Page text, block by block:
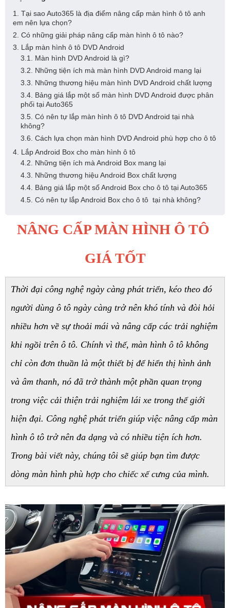
1. Tại sao Auto365 là địa điểm nâng cấp màn hình ô tô anh
em nên lựa chọn?
2. Có những giải pháp nâng cấp màn hình ô tô nào?
3. Lắp màn hình ô tô DVD Android
3.1. Màn hình DVD Android là gì?
3.2. Những tiện ích mà màn hình DVD Android mang lại
3.3. Những thương hiệu màn hình DVD Android chất lượng
3.4. Bảng giá lắp một số màn hình DVD Android được phân
phối tại Auto365
3.5. Có nên tự lắp màn hình ô tô DVD Android tại nhà
không?
3.6. Cách lựa chọn màn hình DVD Android phù hợp cho ô tô
4. Lắp Android Box cho màn hình ô tô
4.2. Những tiện ích mà Android Box mang lại
4.3. Những thương hiệu Android Box chất lượng
4.4. Bảng giá lắp một số Android Box cho ô tô tại Auto365
4.5. Có nên tự lắp Android Box cho ô tô tại nhà không?
NÂNG CẤP MÀN HÌNH Ô TÔ
GIÁ TỐT
Thời đại công nghệ ngày càng phát triển, kéo theo đó
người dùng ô tô ngày càng trở nên khó tính và đòi hỏi
nhiều hơn về sự thoải mái và nâng cấp các trải nghiệm
khi ngồi trên ô tô. Chính vì thế, màn hình ô tô không
chỉ còn đơn thuần là một thiết bị để hiển thị hình ảnh
và âm thanh, nó đã trở thành một phần quan trọng
trong việc cải thiện trải nghiệm lái xe trong thế giới
hiện đại. Công nghệ phát triển giúp việc nâng cấp màn
hình ô tô trở nên đa dạng và có nhiều tiện ích hơn.
Trong bài viết này, chúng tôi sẽ giúp bạn tìm được
dòng màn hình phù hợp cho chiếc xế cưng của mình.